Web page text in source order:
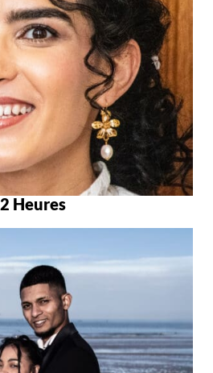
2 Heures